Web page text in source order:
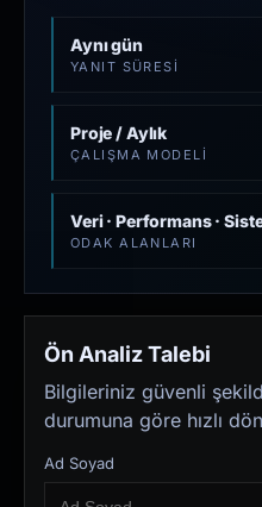
Aynı gün
YANIT SÜRESI
Proje / Aylık
ÇALIŞMA MODELI
Veri · Performans ·
ODAK ALANLARI
Ön Analiz Talebi
Bilgileriniz güvenli
durumuna göre hızlı
Ad Soyad